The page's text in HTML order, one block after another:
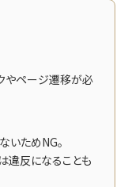
やページ遷移が必
ためNG。
違反になることも